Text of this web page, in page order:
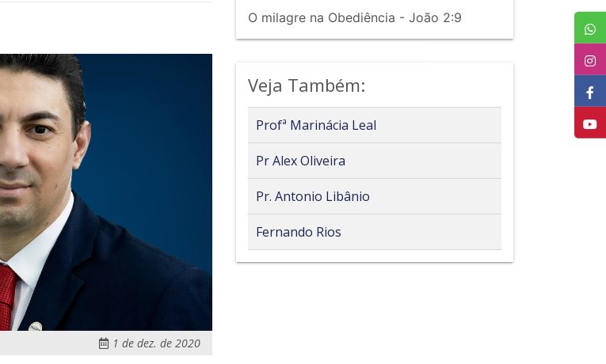
1 de dez. de 2020
O milagre na Obediência - João 2:9
Veja Também:
Profª Marinácia Leal
Pr Alex Oliveira
Pr. Antonio Libânio
Fernando Rios